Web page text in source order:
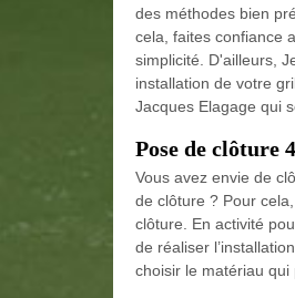
des méthodes bien
cela, faites confiance
simplicité. D'ailleurs,
installation de votre
Jacques Elagage qui
Pose de clôture
Vous avez envie de
de clôture ? Pour
clôture. En activité
de réaliser
choisir le matériau qui